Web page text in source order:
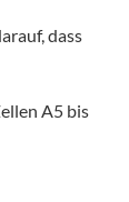
dass
A5 bis